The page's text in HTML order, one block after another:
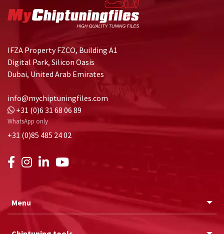
IFZA Property FZCO, Building A1
Digital Park, Silicon Oasis
Dubai, United Arab Emirates
info@mychiptuningfiles.com
+31 (0)6 31 68 06 89
WhatsApp only
+31 (0)85 485 24 02
Menu